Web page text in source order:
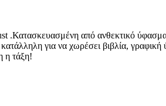
.Κατασκευασμένη από ανθεκτικό
για να χωρέσει βιβλία,
η τάξη!